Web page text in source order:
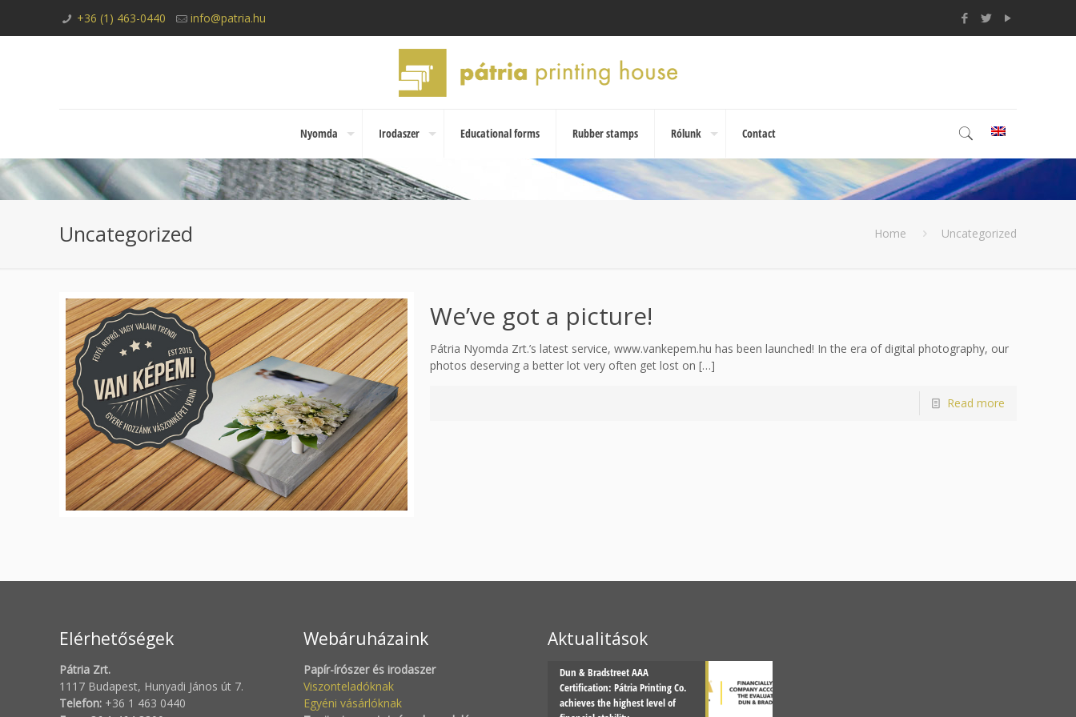
+36 (1) 463-0440 info@patria.hu
Nyomda Irodaszer Educational forms Rubber stamps Rólunk Contact
Uncategorized Home Uncategorized
We’ve got a picture!
Pátria Nyomda Zrt.’s latest service, www.vankepem.hu has been launched! In the era of digital photography, our
photos deserving a better lot very often get lost on […]
Read more
Elérhetőségek
Pátria Zrt.
1117 Budapest, Hunyadi János út 7.
Telefon: +36 1 463 0440
Webáruházaink
Papír-írószer és irodaszer
Viszonteladóknak
Egyéni vásárlóknak
Aktualitások
Dun & Bradstreet AAA
Certification: Pátria Printing Co.
achieves the highest level of